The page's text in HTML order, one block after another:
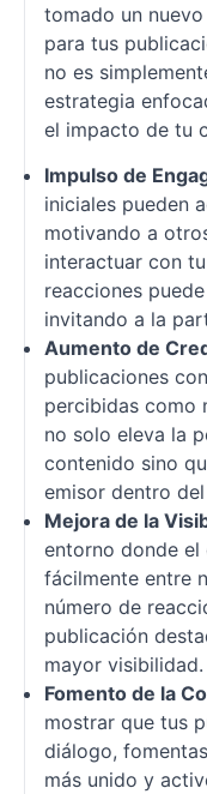
tomado un
para tus
no es
estrategia
el impacto de tu
Impulso de
iniciales pueden
motivando a
interactuar con
reacciones
invitando a la
Aumento de
publicaciones
percibidas como
no solo eleva la
contenido sino
emisor dentro
Mejora de la
entorno donde el
fácilmente entre
número de
publicación
mayor visibilidad.
Fomento de la
mostrar que tus
diálogo,
más unido y